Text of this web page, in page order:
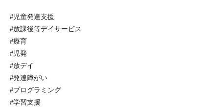
#児童発達支援
#放課後等デイサービス
#療育
#児発
#放デイ
#発達障がい
#プログラミング
#学習支援